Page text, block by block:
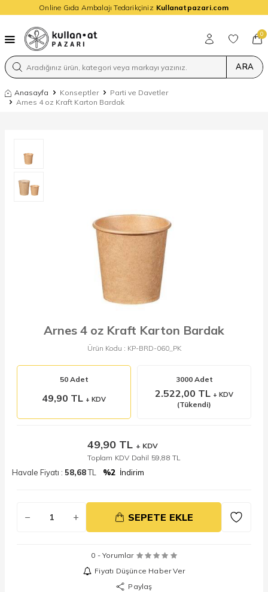
Online Gıda Ambalajı Tedarikçiniz Kullanatpazari.com
ARA
0
Anasayfa Konseptler
Parti ve Davetler
Arnes 4 oz Kraft Karton Bardak
Arnes 4 oz Kraft Karton Bardak
Ürün Kodu : KP-BRD-060_PK
50 Adet
49,90 TL + KDV
3000 Adet
2.522,00 TL + KDV
(Tükendi)
49,90 TL + KDV
Toplam KDV Dahil 59,88 TL
Havale Fiyatı : 58,68TL %2 İndirim
SEPETE EKLE
0 - Yorumlar
Fiyatı Düşünce Haber Ver
Paylaş